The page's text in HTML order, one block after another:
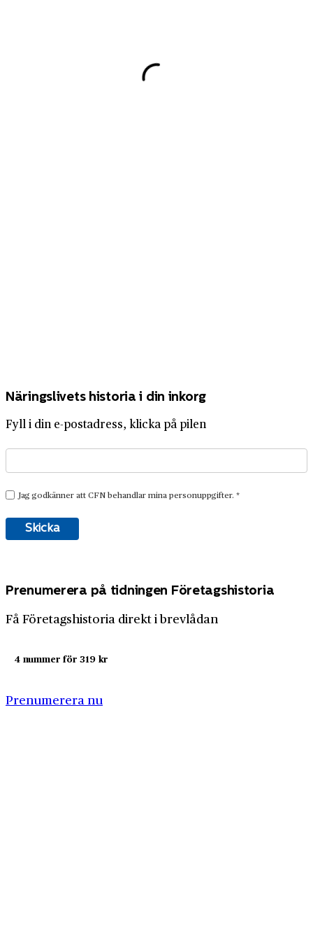
Näringslivets historia i din inkorg
Fyll i din e-postadress, klicka på pilen
Prenumerera på tidningen Företagshistoria
Få Företagshistoria direkt i brevlådan
4 nummer för 319 kr
Prenumerera nu